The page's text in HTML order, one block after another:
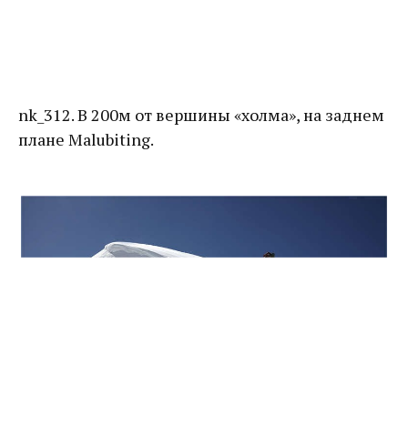
nk_312. В 200м от вершины «холма», на заднем
плане Malubiting.